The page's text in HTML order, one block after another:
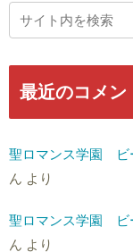
最近のコメン
聖ロマンス学園 ビ
ん より
聖ロマンス学園 ビ
ん より